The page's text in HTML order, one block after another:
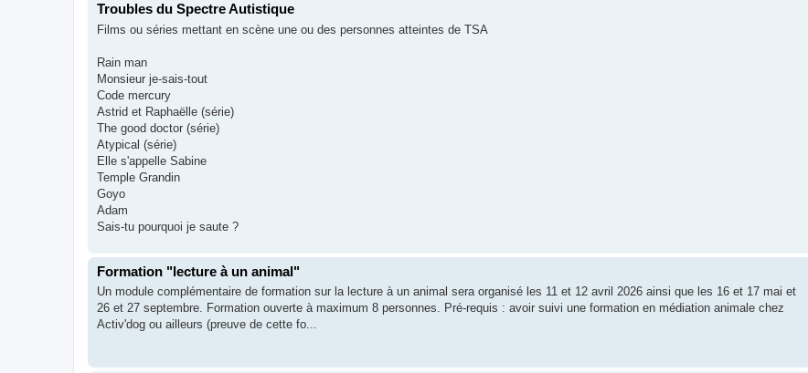
Troubles du Spectre Autistique
Films ou séries mettant en scène une ou des personnes atteintes de TSA
Rain man
Monsieur je-sais-tout
Code mercury
Astrid et Raphaëlle (série)
The good doctor (série)
Atypical (série)
Elle s'appelle Sabine
Temple Grandin
Goyo
Adam
Sais-tu pourquoi je saute ?
Formation "lecture à un animal"
Un module complémentaire de formation sur la lecture à un animal sera organisé les 11 et 12 avril 2026 ainsi que les 16 et 17 mai et
26 et 27 septembre. Formation ouverte à maximum 8 personnes. Pré-requis : avoir suivi une formation en médiation animale chez
Activ'dog ou ailleurs (preuve de cette fo...